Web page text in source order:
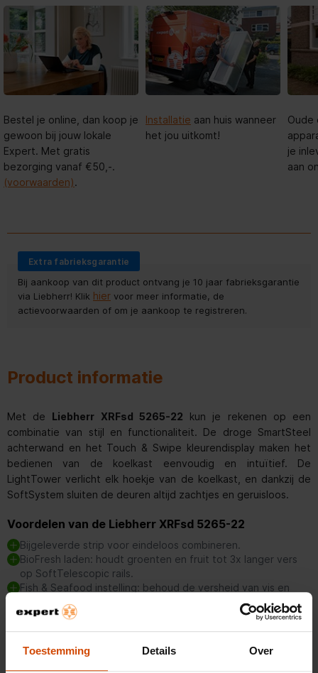
Toestemming Details Over
Bestel je online, dan koop je
gewoon bij jouw lokale
Expert. Met gratis
bezorging vanaf €50,-.
(voorwaarden).
Installatie aan huis wanneer
het jou uitkomt!
Oude
je
aan
Extra fabrieksgarantie
Bij aankoop van dit product ontvang je 10 jaar fabrieksgarantie
via Liebherr! Klik hier voor meer informatie, de
actievoorwaarden of om je aankoop te registreren.
Product informatie
Met de Liebherr XRFsd 5265-22 kun je rekenen op een
combinatie van stijl en functionaliteit. De droge SmartSteel
achterwand en het Touch & Swipe kleurendisplay maken het
bedienen van de koelkast eenvoudig en intuïtief. De
LightTower verlicht elk hoekje van de koelkast, en dankzij de
SoftSystem sluiten de deuren altijd zachtjes en geruisloos.
Voordelen van de Liebherr XRFsd 5265-22
Bijgeleverde strip voor eindeloos combineren.
BioFresh laden: houdt groenten en fruit tot 3x langer vers
op SoftTelescopic rails.
Fish & Seafood instelling: behoud de versheid van vis en
zeevruchten bij -2°C.
NoFrost technologie: je hoeft het vriesdeel nooit meer
handmatig te ontdooien.
IceTower: altijd 8 kilo ijsblokjes beschikbaar dankzij het
uittrekbare plateau en de vaste wateraansluiting.